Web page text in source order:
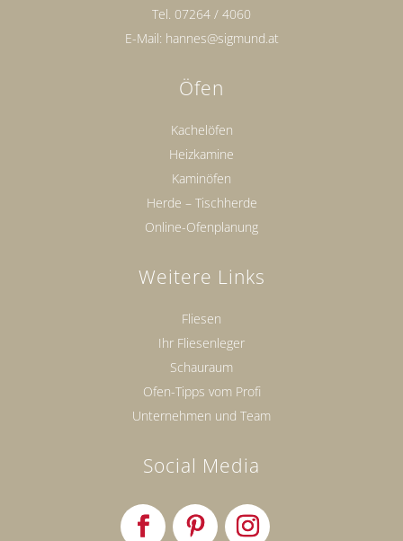
Tel. 07264 / 4060
E-Mail: hannes@sigmund.at
Öfen
Kachelöfen
Heizkamine
Kaminöfen
Herde – Tischherde
Online-Ofenplanung
Weitere Links
Fliesen
Ihr Fliesenleger
Schauraum
Ofen-Tipps vom Profi
Unternehmen und Team
Social Media